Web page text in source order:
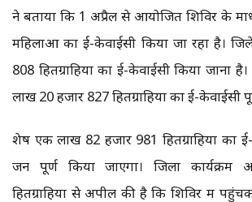
ने बताया कि 1 अप्रैल से आयोजित शिविर के
महिलाओं का ई-केवाईसी किया जा रहा है।
808 हितग्राहियों का ई-केवाईसी किया
लाख 20 हजार 827 हितग्राहियों का ई-केवाईसी
शेष एक लाख 82 हजार 981 हितग्राहियों का ई-
जन पूर्ण किया जाएगा। जिला कार्यक्रम
हितग्राहियों से अपील की है कि शिविर में